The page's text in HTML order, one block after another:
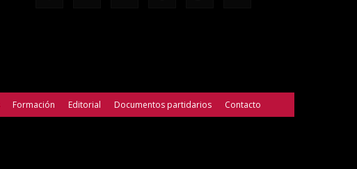
Formación Editorial Documentos partidarios Contacto